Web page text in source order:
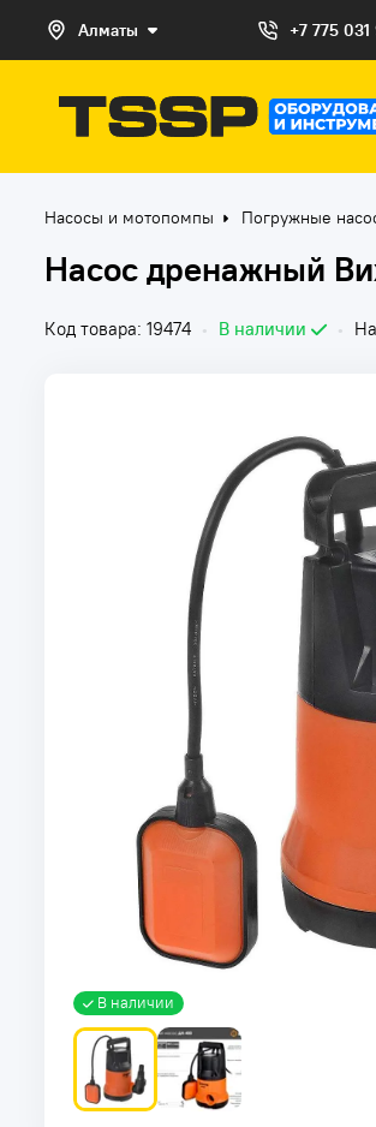
Алматы +7 775
Насосы и мотопомпы Погружные
Насос дренажный
Код товара: 19474 • В наличии •
В наличии